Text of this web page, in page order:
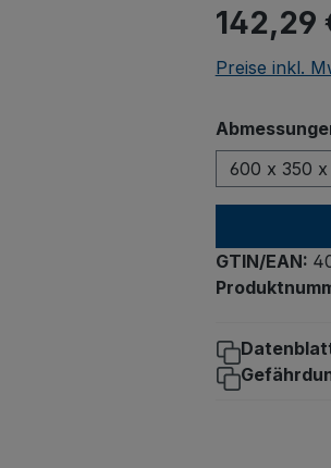
142,29
Preise inkl.
600 x 350 x
GTIN/EAN: